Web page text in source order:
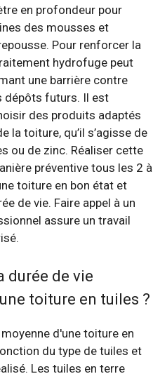
en profondeur pour
des mousses et
Pour renforcer la
hydrofuge peut
une barrière contre
dépôts futurs. Il est
des produits adaptés
la toiture, qu’il s’agisse de
ou de zinc. Réaliser cette
préventive tous les 2 à
toiture en bon état et
de vie. Faire appel à un
assure un travail
durée de vie
toiture en tuiles ?
d'une toiture en
du type de tuiles et
Les tuiles en terre